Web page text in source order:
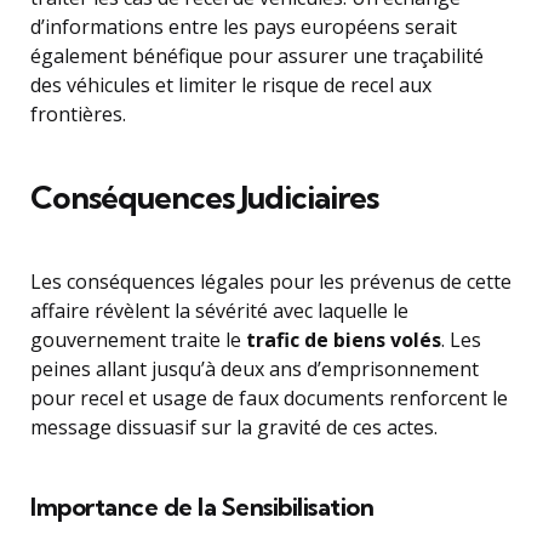
d’informations entre les pays européens serait
également bénéfique pour assurer une traçabilité
des véhicules et limiter le risque de recel aux
frontières.
Conséquences Judiciaires
Les conséquences légales pour les prévenus de cette
affaire révèlent la sévérité avec laquelle le
gouvernement traite le trafic de biens volés. Les
peines allant jusqu’à deux ans d’emprisonnement
pour recel et usage de faux documents renforcent le
message dissuasif sur la gravité de ces actes.
Importance de la Sensibilisation